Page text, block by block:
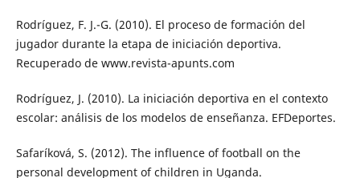
Rodríguez, F. J.-G. (2010). El proceso de formación del
jugador durante la etapa de iniciación deportiva.
Recuperado de www.revista-apunts.com
Rodríguez, J. (2010). La iniciación deportiva en el contexto
escolar: análisis de los modelos de enseñanza. EFDeportes.
Safaríková, S. (2012). The influence of football on the
personal development of children in Uganda.